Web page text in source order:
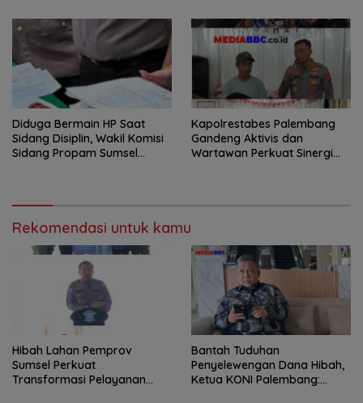
Diduga Bermain HP Saat
Sidang Disiplin, Wakil Komisi
Sidang Propam Sumsel
Kapolrestabes Palembang
Gandeng Aktivis dan
Wartawan Perkuat Sinergi
Rekomendasi untuk kamu
Hibah Lahan Pemprov
Sumsel Perkuat
Transformasi Pelayanan
Bantah Tuduhan
Penyelewengan Dana Hibah,
Ketua KONI Palembang: